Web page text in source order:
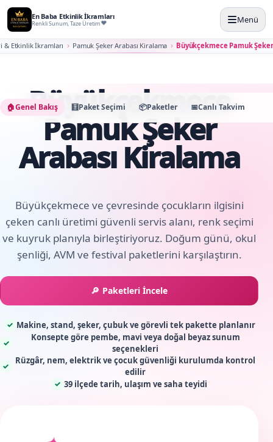
En Baba Etkinlik İkramları
Renkli Sunum, Taze Üretim Menü
& Etkinlik İkramları Pamuk Şeker Arabası Kiralama Büyükçekmece Pamuk
🏠Genel Bakış 🧮Paket Seçimi 📦Paketler 📅Canlı Takvim
Büyükçekmece
Pamuk Şeker
Arabası Kiralama
Büyükçekmece ve çevresinde çocukların ilgisini
çeken canlı üretimi güvenli servis alanı, renk seçimi
ve kuyruk planıyla birleştiriyoruz. Doğum günü, okul
şenliği, AVM ve festival paketlerini karşılaştırın.
Paketleri İncele
✓ Makine, stand, şeker, çubuk ve görevli tek pakette planlanır
✓
Konsepte göre pembe, mavi veya doğal beyaz sunum
seçenekleri
✓
Rüzgâr, nem, elektrik ve çocuk güvenliği kurulumda kontrol
edilir
✓ 39 ilçede tarih, ulaşım ve saha teyidi